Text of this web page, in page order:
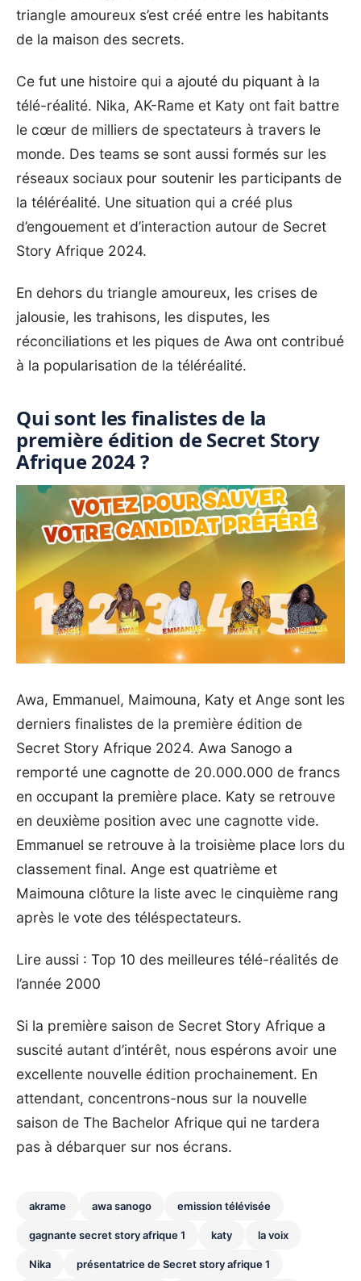
triangle amoureux s’est créé entre les habitants
de la maison des secrets.
Ce fut une histoire qui a ajouté du piquant à la
télé-réalité. Nika, AK-Rame et Katy ont fait battre
le cœur de milliers de spectateurs à travers le
monde. Des teams se sont aussi formés sur les
réseaux sociaux pour soutenir les participants de
la téléréalité. Une situation qui a créé plus
d’engouement et d’interaction autour de Secret
Story Afrique 2024.
En dehors du triangle amoureux, les crises de
jalousie, les trahisons, les disputes, les
réconciliations et les piques de Awa ont contribué
à la popularisation de la téléréalité.
Qui sont les finalistes de la
première édition de Secret Story
Afrique 2024 ?
Awa, Emmanuel, Maimouna, Katy et Ange sont les
derniers finalistes de la première édition de
Secret Story Afrique 2024. Awa Sanogo a
remporté une cagnotte de 20.000.000 de francs
en occupant la première place. Katy se retrouve
en deuxième position avec une cagnotte vide.
Emmanuel se retrouve à la troisième place lors du
classement final. Ange est quatrième et
Maimouna clôture la liste avec le cinquième rang
après le vote des téléspectateurs.
Lire aussi : Top 10 des meilleures télé-réalités de
l’année 2000
Si la première saison de Secret Story Afrique a
suscité autant d’intérêt, nous espérons avoir une
excellente nouvelle édition prochainement. En
attendant, concentrons-nous sur la nouvelle
saison de The Bachelor Afrique qui ne tardera
pas à débarquer sur nos écrans.
akrame awa sanogo emission télévisée
gagnante secret story afrique 1 katy la voix
Nika présentatrice de Secret story afrique 1